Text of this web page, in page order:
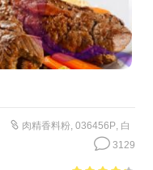
肉精香料粉, 036456P, 白
3129